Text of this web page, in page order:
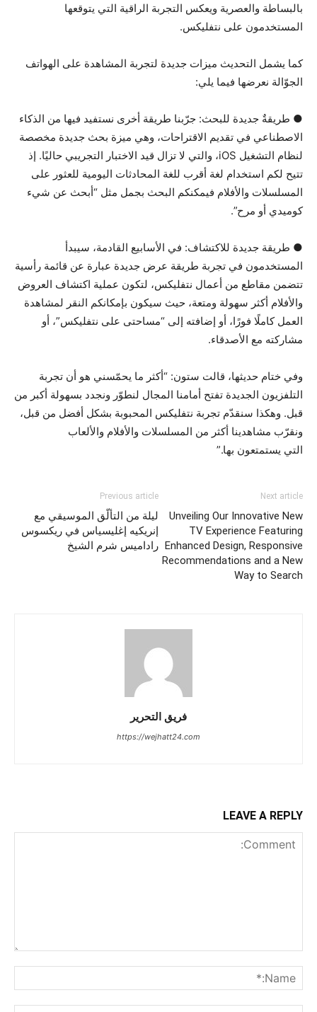
بالبساطة والعصرية ويعكس التجربة الراقية التي يتوقعها
المستخدمون على نتفليكس.
كما يشمل التحديث ميزات جديدة لتجربة المشاهدة على الهواتف
الجوّالة نعرضها فيما يلي:
● طريقةٌ جديدة للبحث: جرّبنا طريقة أخرى نستفيد فيها من الذكاء
الاصطناعي في تقديم الاقتراحات، وهي ميزة بحث جديدة مخصصة
لنظام التشغيل iOS، والتي لا تزال قيد الاختبار التجريبي حاليًا. إذ
تتيح لكم استخدام لغة أقرب للغة المحادثات اليومية للعثور على
المسلسلات والأفلام فيمكنكم البحث بجمل مثل “أبحث عن شيء
كوميدي أو مرح”.
● طريقة جديدة للاكتشاف: في الأسابيع القادمة، سيبدأ
المستخدمون في تجربة طريقة عرض جديدة عبارة عن قائمة رأسية
تتضمن مقاطع من أعمال نتفليكس، لتكون عملية اكتشاف العروض
والأفلام أكثر سهولة ومتعة، حيث سيكون بإمكانكم النقر لمشاهدة
العمل كاملًا فورًا، أو إضافته إلى “مساحتى على نتفليكس”، أو
مشاركته مع الأصدقاء.
وفي ختام حديثها، قالت ستون: “أكثر ما يحمّسني هو أن تجربة
التلفزيون الجديدة تفتح أمامنا المجال لنطوّر ونجدد بسهولة أكبر من
قبل. وهكذا سنقدّم تجربة نتفليكس المحبوبة بشكل أفضل من قبل،
ونقرّب مشاهدينا أكثر من المسلسلات والأفلام والألعاب
التي يستمتعون بها.”
Previous article
ليلة من التألّق الموسيقي مع
إنريكيه إغليسياس في ريكسوس
راداميس شرم الشيخ
Next article
Unveiling Our Innovative New
TV Experience Featuring
Enhanced Design, Responsive
Recommendations and a New
Way to Search
فريق التحرير
https://wejhatt24.com
LEAVE A REPLY